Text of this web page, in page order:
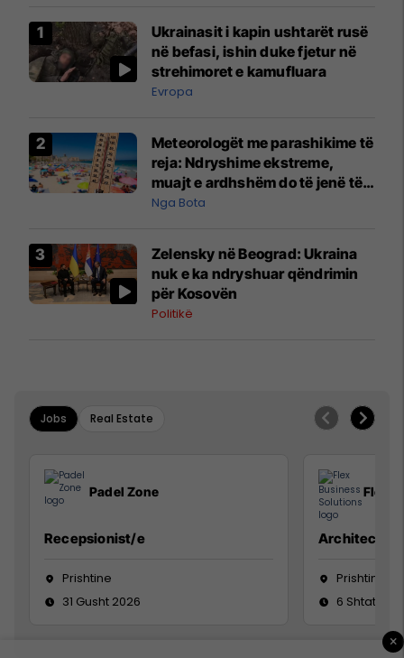
Ukrainasit i kapin ushtarët rusë
në befasi, ishin duke fjetur në
strehimoret e kamufluara
Evropa
Meteorologët me parashikime të
reja: Ndryshime ekstreme,
muajt e ardhshëm do të jenë të
pazakontë
Nga Bota
Zelensky në Beograd: Ukraina
nuk e ka ndryshuar qëndrimin
për Kosovën
Politikë
Jobs Real Estate
Padel Zone
Recepsionist/e
Prishtine
31 Gusht 2026
Flex
Architect
Prishtinë
6 Shtator
×